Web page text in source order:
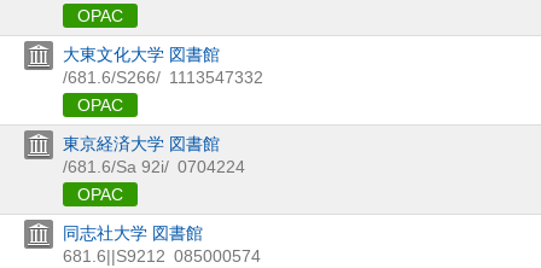
OPAC
大東文化大学 図書館
/681.6/S266/ 1113547332
OPAC
東京経済大学 図書館
/681.6/Sa 92i/ 0704224
OPAC
同志社大学 図書館
681.6||S9212 085000574